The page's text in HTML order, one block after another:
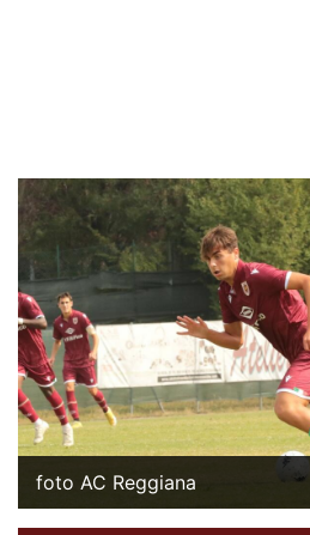
foto AC Reggiana